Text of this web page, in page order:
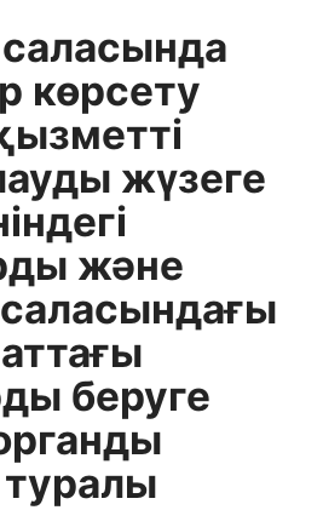
көрсету
жүзеге
және
беруге